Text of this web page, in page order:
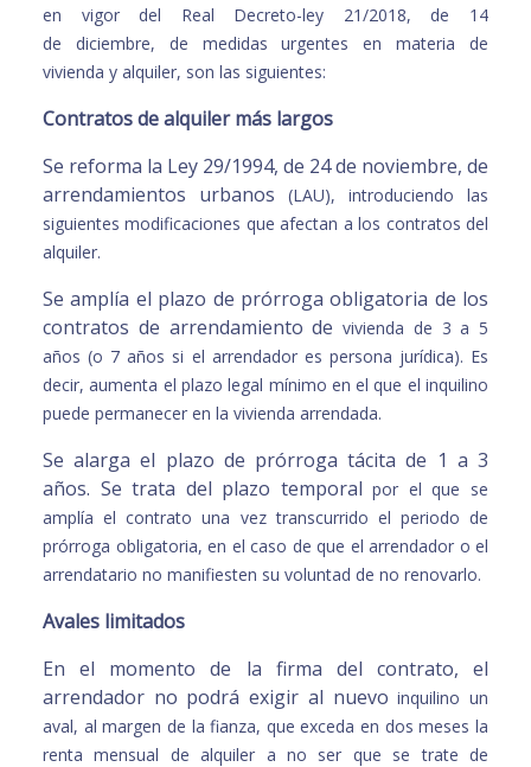
en vigor del Real Decreto-ley 21/2018, de 14
de diciembre, de medidas urgentes en materia de
vivienda y alquiler, son las siguientes:
Contratos de alquiler más largos
Se reforma la Ley 29/1994, de 24 de noviembre, de
arrendamientos urbanos (LAU), introduciendo las
siguientes modificaciones que afectan a los contratos del
alquiler.
Se amplía el plazo de prórroga obligatoria de los
contratos de arrendamiento de vivienda de 3 a 5
años (o 7 años si el arrendador es persona jurídica). Es
decir,aumenta el plazo legal mínimo en el que el inquilino
puede permanecer en la vivienda arrendada.
Se alarga el plazo de prórroga tácita de 1 a 3
años. Se trata del plazo temporalpor el que se
amplía el contrato una vez transcurrido el periodo de
prórroga obligatoria, en el caso de que el arrendador o el
arrendatario no manifiesten su voluntad de no renovarlo.
Avales limitados
En el momento de la firma del contrato, el
arrendador no podrá exigir al nuevoinquilino un
aval, al margen de la fianza, que exceda en dos meses la
rentamensual de alquiler a no ser que se trate de